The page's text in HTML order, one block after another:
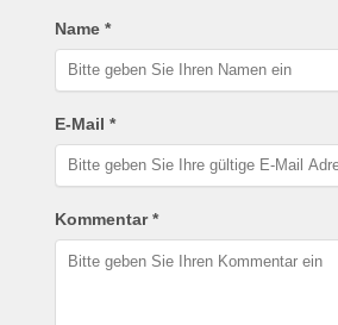
Name *
E-Mail *
Kommentar *